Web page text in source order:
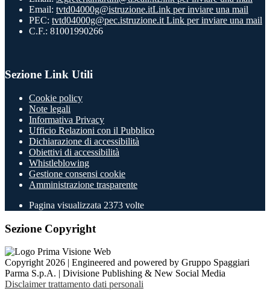
Email: tvtd04000g@istruzione.itLink per inviare una mail
PEC: tvtd04000g@pec.istruzione.it Link per inviare una mail
C.F.: 81001990266
Sezione Link Utili
Cookie policy
Note legali
Informativa Privacy
Ufficio Relazioni con il Pubblico
Dichiarazione di accessibilità
Obiettivi di accessibilità
Whistleblowing
Gestione consensi cookie
Amministrazione trasparente
Pagina visualizzata 2373 volte
Sezione Copyright
Copyright 2026 | Engineered and powered by Gruppo Spaggiari
Parma S.p.A. | Divisione Publishing & New Social Media
Disclaimer trattamento dati personali